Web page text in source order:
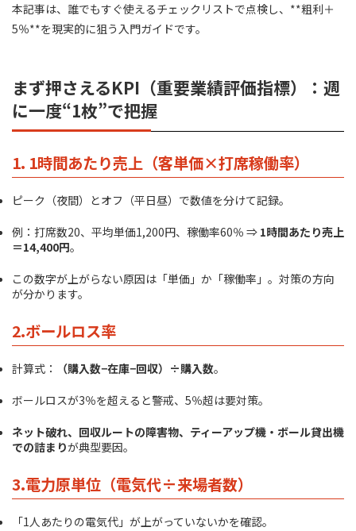
本記事は、誰でもすぐ使えるチェックリストで点検し、**粗利＋
5％**を現実的に狙う入門ガイドです。
まず押さえるKPI（重要業績評価指標）：週
に一度“1枚”で把握
1. 1時間あたり売上（客単価×打席稼働率）
ピーク（夜間）とオフ（平日昼）で数値を分けて記録。
例：打席数20、平均単価1,200円、稼働率60％ ⇒ 1時間あたり売上
＝14,400円。
この数字が上がらない原因は「単価」か「稼働率」。対策の方向
が分かります。
2.ボールロス率
計算式： （購入数−在庫−回収）÷購入数。
ボールロスが3％を超えると警戒、5％超は要対策。
ネット破れ、回収ルートの障害物、ティーアップ機・ボール貸出機
での詰まりが典型要因。
3.電力原単位（電気代÷来場者数）
「1人あたりの電気代」が上がっていないかを確認。